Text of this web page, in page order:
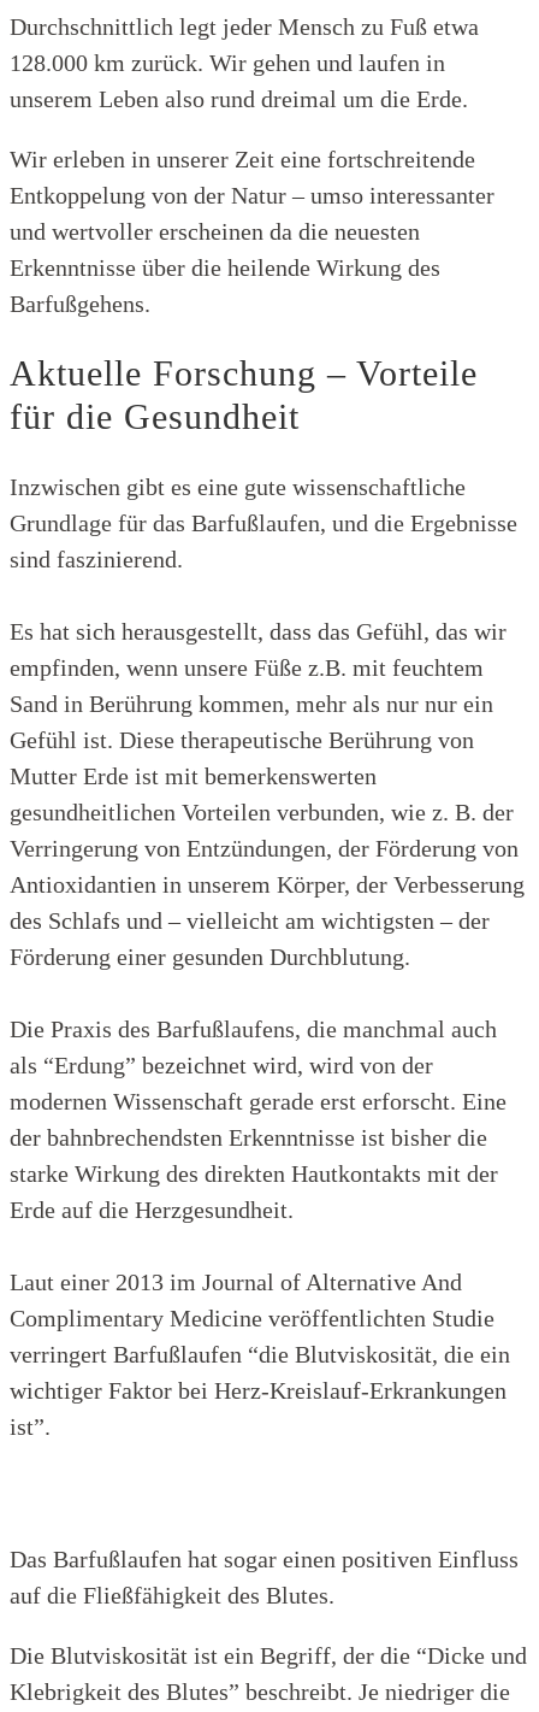
Durchschnittlich legt jeder Mensch zu Fuß etwa
128.000 km zurück. Wir gehen und laufen in
unserem Leben also rund dreimal um die Erde.
Wir erleben in unserer Zeit eine fortschreitende
Entkoppelung von der Natur – umso interessanter
und wertvoller erscheinen da die neuesten
Erkenntnisse über die heilende Wirkung des
Barfußgehens.
Aktuelle Forschung – Vorteile
für die Gesundheit
Inzwischen gibt es eine gute wissenschaftliche
Grundlage für das Barfußlaufen, und die Ergebnisse
sind faszinierend.
Es hat sich herausgestellt, dass das Gefühl, das wir
empfinden, wenn unsere Füße z.B. mit feuchtem
Sand in Berührung kommen, mehr als nur nur ein
Gefühl ist. Diese therapeutische Berührung von
Mutter Erde ist mit bemerkenswerten
gesundheitlichen Vorteilen verbunden, wie z. B. der
Verringerung von Entzündungen, der Förderung von
Antioxidantien in unserem Körper, der Verbesserung
des Schlafs und – vielleicht am wichtigsten – der
Förderung einer gesunden Durchblutung.
Die Praxis des Barfußlaufens, die manchmal auch
als “Erdung” bezeichnet wird, wird von der
modernen Wissenschaft gerade erst erforscht. Eine
der bahnbrechendsten Erkenntnisse ist bisher die
starke Wirkung des direkten Hautkontakts mit der
Erde auf die Herzgesundheit.
Laut einer 2013 im Journal of Alternative And
Complimentary Medicine veröffentlichten Studie
verringert Barfußlaufen “die Blutviskosität, die ein
wichtiger Faktor bei Herz-Kreislauf-Erkrankungen
ist”.
Das Barfußlaufen hat sogar einen positiven Einfluss
auf die Fließfähigkeit des Blutes.
Die Blutviskosität ist ein Begriff, der die “Dicke und
Klebrigkeit des Blutes” beschreibt. Je niedriger die